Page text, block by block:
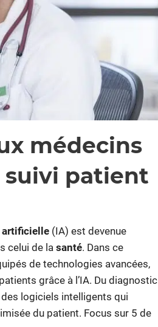
médecins
patient
(IA) est devenue
celui de la santé. Dans ce
de technologies avancées,
grâce à l’IA. Du diagnostic
logiciels intelligents qui
du patient. Focus sur 5 de